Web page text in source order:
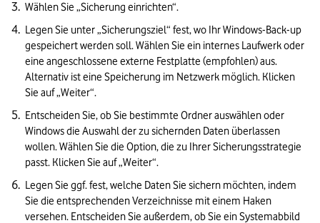
Wählen Sie „Sicherung einrichten“.
Legen Sie unter „Sicherungsziel“ fest, wo Ihr Windows-Back-up
gespeichert werden soll. Wählen Sie ein internes Laufwerk oder
eine angeschlossene externe Festplatte (empfohlen) aus.
Alternativ ist eine Speicherung im Netzwerk möglich. Klicken
Sie auf „Weiter“.
Entscheiden Sie, ob Sie bestimmte Ordner auswählen oder
Windows die Auswahl der zu sichernden Daten überlassen
wollen. Wählen Sie die Option, die zu Ihrer Sicherungsstrategie
passt. Klicken Sie auf „Weiter“.
Legen Sie ggf. fest, welche Daten Sie sichern möchten, indem
Sie die entsprechenden Verzeichnisse mit einem Haken
versehen. Entscheiden Sie außerdem, ob Sie ein Systemabbild